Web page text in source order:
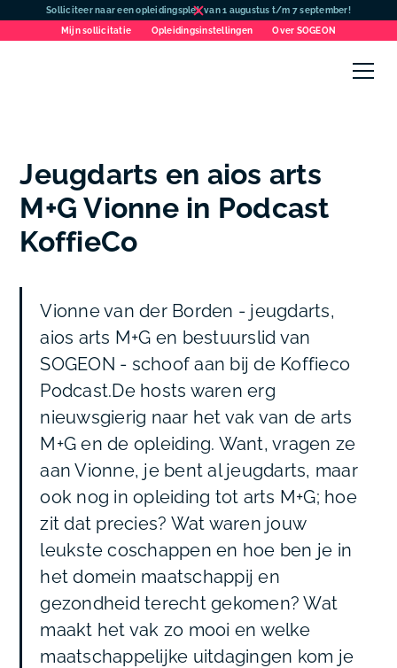
Solliciteer naar een opleidingsplek van 1 augustus t/m 7 september!
Mijn sollicitatie
Opleidingsinstellingen Over SOGEON
Jeugdarts en aios arts
M+G Vionne in Podcast
KoffieCo
Vionne van der Borden - jeugdarts,
aios arts M+G en bestuurslid van
SOGEON - schoof aan bij de Koffieco
Podcast.De hosts waren erg
nieuwsgierig naar het vak van de arts
M+G en de opleiding. Want, vragen ze
aan Vionne, je bent al jeugdarts, maar
ook nog in opleiding tot arts M+G; hoe
zit dat precies? Wat waren jouw
leukste coschappen en hoe ben je in
het domein maatschappij en
gezondheid terecht gekomen? Wat
maakt het vak zo mooi en welke
maatschappelijke uitdagingen kom je